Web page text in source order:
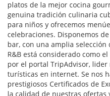
platos de la mejor cocina
genuina tradición culinaria
para niños y ofrecemos
celebraciones. Disponemos
bar, con una amplia selección
R&B está considerado como
por el portal TripAdvisor,
turísticas en internet. Se nos
prestigiosos Certificados de
la calidad de nuestras ofertas